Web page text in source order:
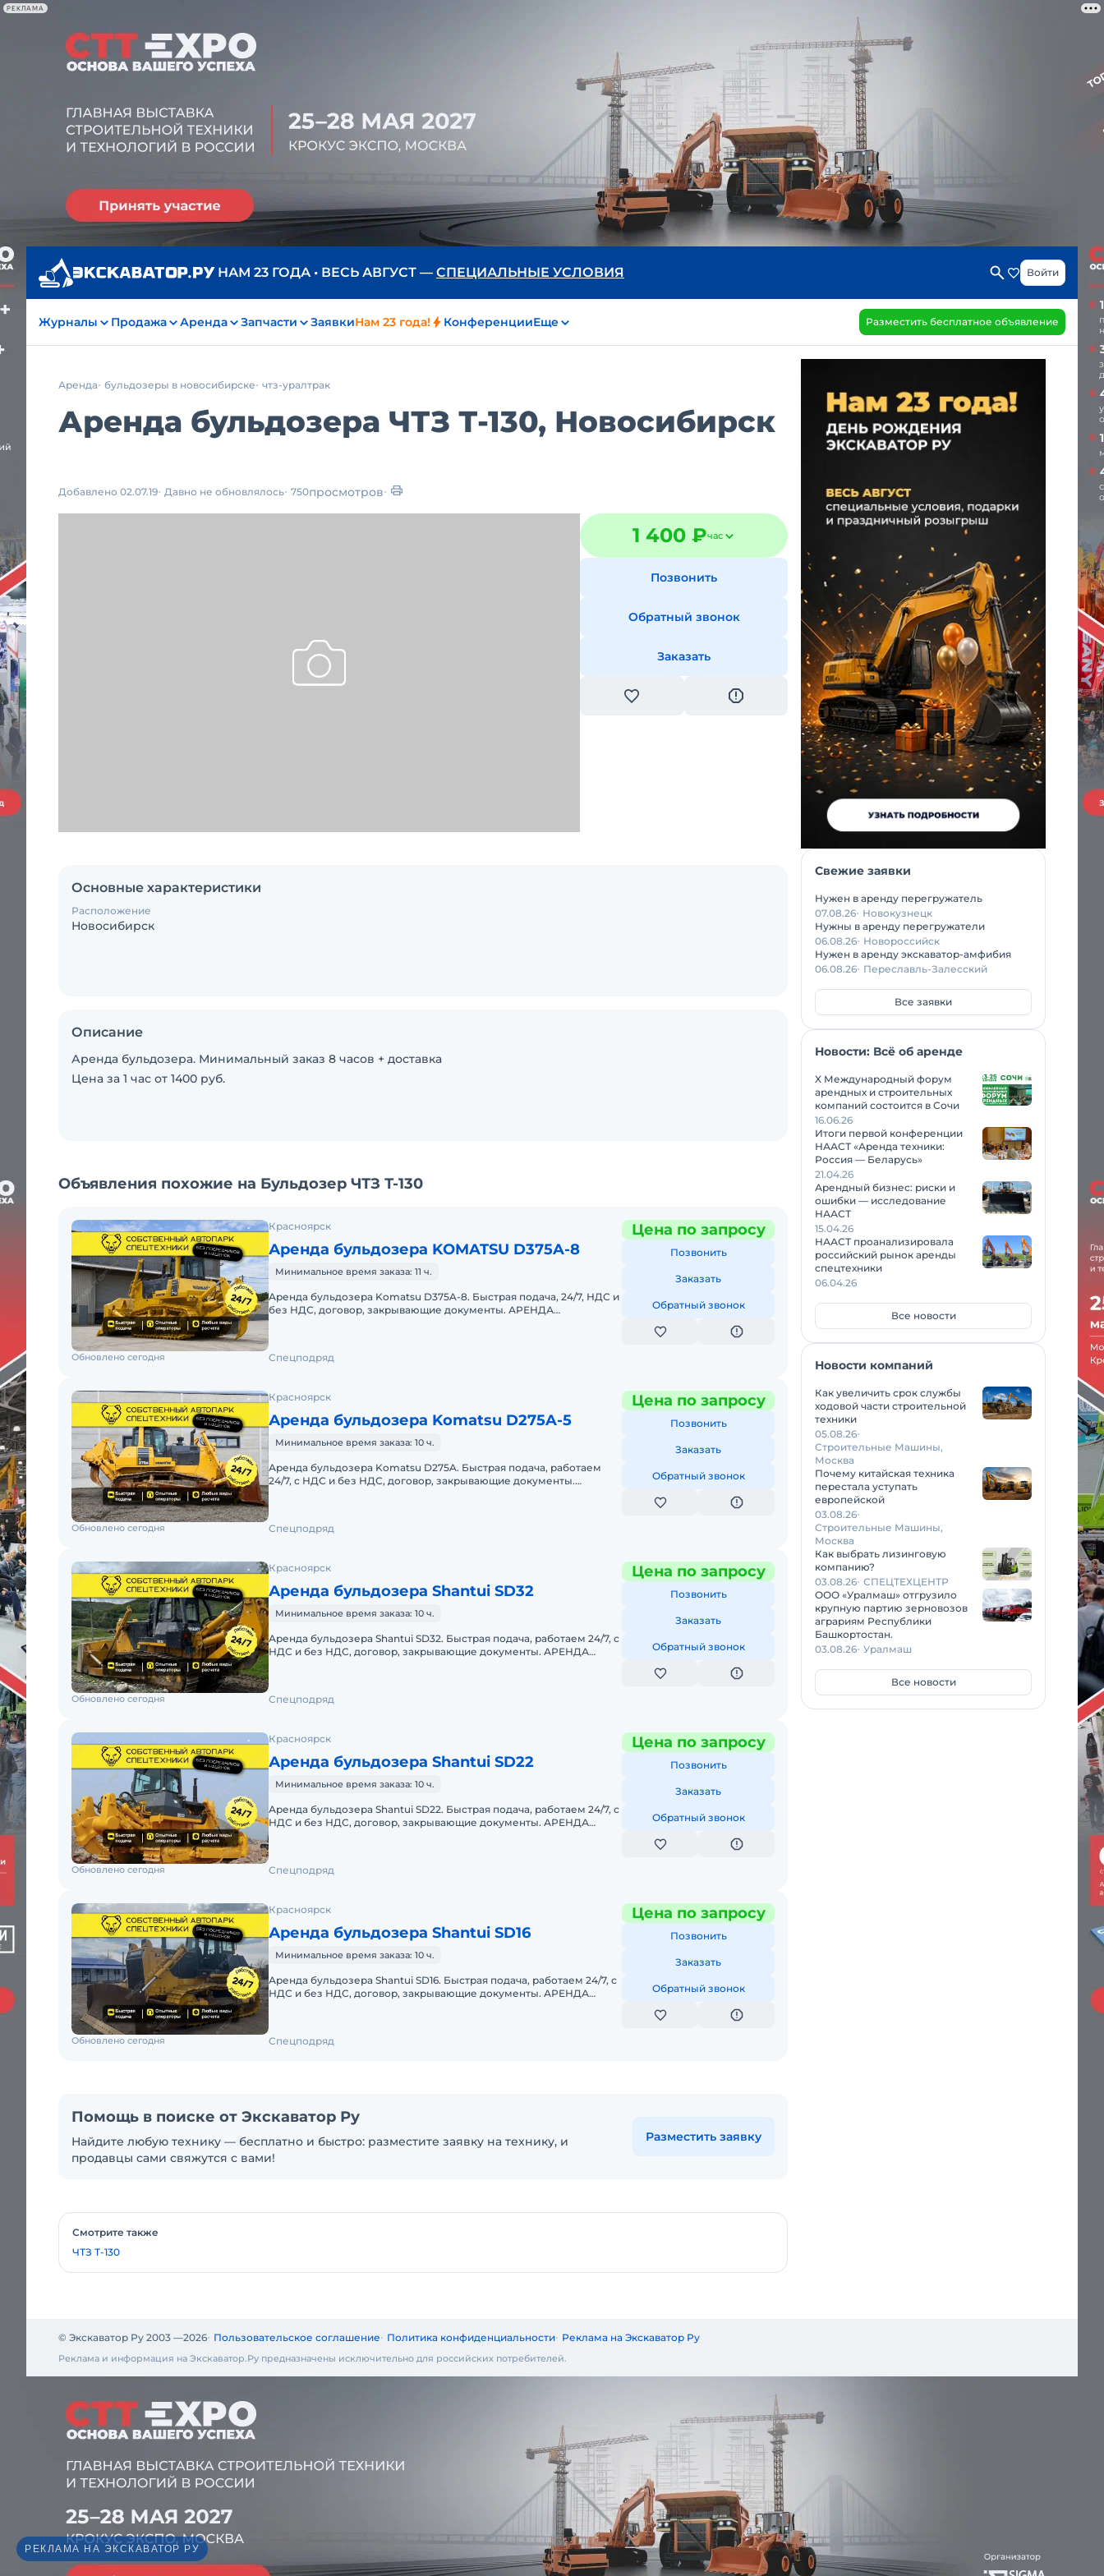
РЕКЛАМА
НАМ 23 ГОДА • ВЕСЬ АВГУСТ — СПЕЦИАЛЬНЫЕ УСЛОВИЯ Войти
Журналы Продажа Аренда Запчасти ЗаявкиНам 23 года! КонференцииЕще Разместить бесплатное объявление
Аренда бульдозеры в новосибирске чтз-уралтрак
Аренда бульдозера ЧТЗ Т-130, Новосибирск
Добавлено 02.07.19 Давно не обновлялось 750просмотров
1 400 ₽час
Позвонить
Обратный звонок
Заказать
Основные характеристики
Расположение
Новосибирск
Описание
Аренда бульдозера. Минимальный заказ 8 часов + доставка
Цена за 1 час от 1400 руб.
Объявления похожие на Бульдозер ЧТЗ Т-130
Красноярск
Аренда бульдозера KOMATSU D375A-8
Минимальное время заказа: 11 ч.
Аренда бульдозера Komatsu D375A-8. Быстрая подача, 24/7, НДС и
без НДС, договор, закрывающие документы. АРЕНДА
Цена по запросу
Позвонить
Заказать
Обратный звонок
Обновлено сегодня Спецподряд
Красноярск
Аренда бульдозера Komatsu D275A-5
Минимальное время заказа: 10 ч.
Аренда бульдозера Komatsu D275A. Быстрая подача, работаем
24/7, с НДС и без НДС, договор, закрывающие документы.
Цена по запросу
Позвонить
Заказать
Обратный звонок
Обновлено сегодня Спецподряд
Красноярск
Аренда бульдозера Shantui SD32
Минимальное время заказа: 10 ч.
Аренда бульдозера Shantui SD32. Быстрая подача, работаем 24/7, с
НДС и без НДС, договор, закрывающие документы. АРЕНДА
Цена по запросу
Позвонить
Заказать
Обратный звонок
Обновлено сегодня Спецподряд
Красноярск
Аренда бульдозера Shantui SD22
Минимальное время заказа: 10 ч.
Аренда бульдозера Shantui SD22. Быстрая подача, работаем 24/7, с
НДС и без НДС, договор, закрывающие документы. АРЕНДА
Цена по запросу
Позвонить
Заказать
Обратный звонок
Обновлено сегодня Спецподряд
Красноярск
Аренда бульдозера Shantui SD16
Минимальное время заказа: 10 ч.
Аренда бульдозера Shantui SD16. Быстрая подача, работаем 24/7, с
НДС и без НДС, договор, закрывающие документы. АРЕНДА
Цена по запросу
Позвонить
Заказать
Обратный звонок
Обновлено сегодня Спецподряд
Помощь в поиске от Экскаватор Ру
Найдите любую технику — бесплатно и быстро: разместите заявку на технику, и
продавцы сами свяжутся с вами!
Разместить заявку
Смотрите также
ЧТЗ Т-130
Свежие заявки
Нужен в аренду перегружатель
07.08.26 Новокузнецк
Нужны в аренду перегружатели
06.08.26 Новороссийск
Нужен в аренду экскаватор-амфибия
06.08.26 Переславль-Залесский
Все заявки
Новости: Всё об аренде
X Международный форум
арендных и строительных
компаний состоится в Сочи
16.06.26
Итоги первой конференции
НААСТ «Аренда техники:
Россия — Беларусь»
21.04.26
Арендный бизнес: риски и
ошибки — исследование
НААСТ
15.04.26
НААСТ проанализировала
российский рынок аренды
спецтехники
06.04.26
Все новости
Новости компаний
Как увеличить срок службы
ходовой части строительной
техники
05.08.26
Строительные Машины,
Москва
Почему китайская техника
перестала уступать
европейской
03.08.26
Строительные Машины,
Москва
Как выбрать лизинговую
компанию?
03.08.26 СПЕЦТЕХЦЕНТР
ООО «Уралмаш» отгрузило
крупную партию зерновозов
аграриям Республики
Башкортостан.
03.08.26 Уралмаш
Все новости
© Экскаватор Ру 2003 —2026 Пользовательское соглашение Политика конфиденциальности Реклама на Экскаватор Ру
Реклама и информация на Экскаватор.Ру предназначены исключительно для российских потребителей.